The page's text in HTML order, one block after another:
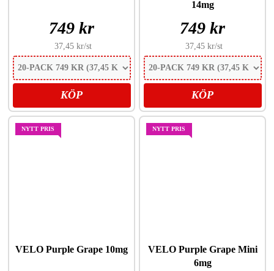
749 kr
37,45 kr/st
KÖP
14mg
749 kr
37,45 kr/st
KÖP
NYTT PRIS
VELO Purple Grape 10mg
NYTT PRIS
VELO Purple Grape Mini
6mg